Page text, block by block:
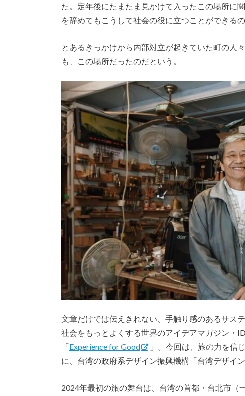
た。定年後にたまたま見かけて入ったこの場所に
を辞めてもこうして社会の役に立つことができる
とあるきっかけから内部対立が起きていた町の人
も、この場所だったのだという。
文章だけでは伝えきれない、手触り感のあるサス
社会をもっとよくする世界のアイデアマガジン・
「Experience for Good 」。今回は、旅の力を信
に、台湾の政府系デザイン振興機構「台湾デザイ
2024年最初の旅の舞台は、台湾の首都・台北市（